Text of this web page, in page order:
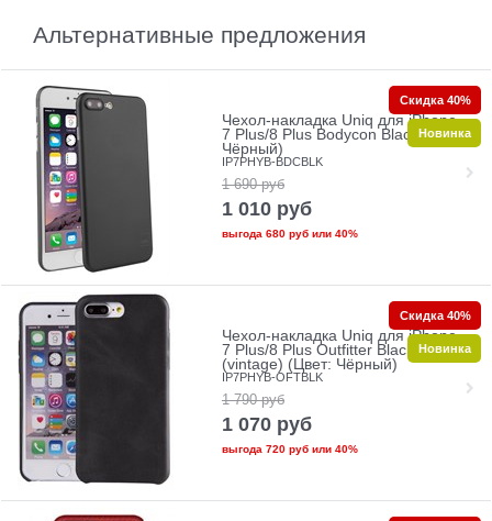
Альтернативные предложения
Чехол-накладка Uniq для iPhone
7 Plus/8 Plus Bodycon Black (Цвет:
Чёрный)
IP7PHYB-BDCBLK
1 690 руб
1 010 руб
выгода 680 рубили 40%
Скидка 40%
Новинка
Чехол-накладка Uniq для iPhone
7 Plus/8 Plus Outfitter Black
(vintage) (Цвет: Чёрный)
IP7PHYB-OFTBLK
1 790 руб
1 070 руб
выгода 720 рубили 40%
Скидка 40%
Новинка